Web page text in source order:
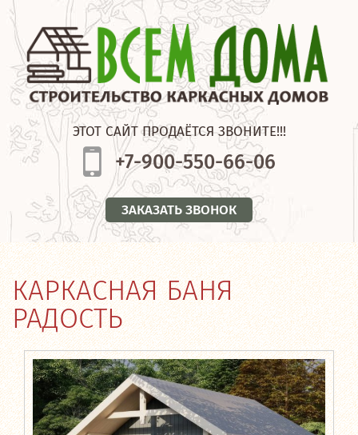
ЭТОТ САЙТ ПРОДАЁТСЯ ЗВОНИТЕ!!!
+7-900-550-66-06
ЗАКАЗАТЬ ЗВОНОК
КАРКАСНАЯ БАНЯ
РАДОСТЬ